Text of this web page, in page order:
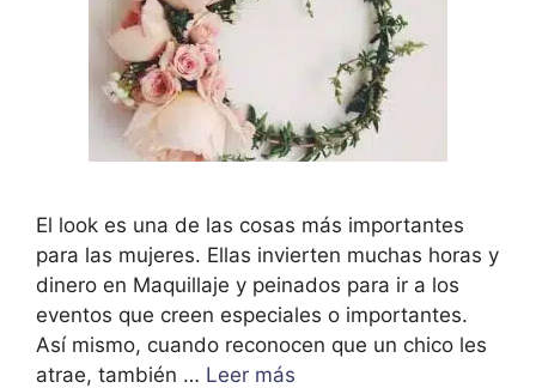
El look es una de las cosas más importantes
para las mujeres. Ellas invierten muchas horas y
dinero en Maquillaje y peinados para ir a los
eventos que creen especiales o importantes.
Así mismo, cuando reconocen que un chico les
atrae, también … Leer más